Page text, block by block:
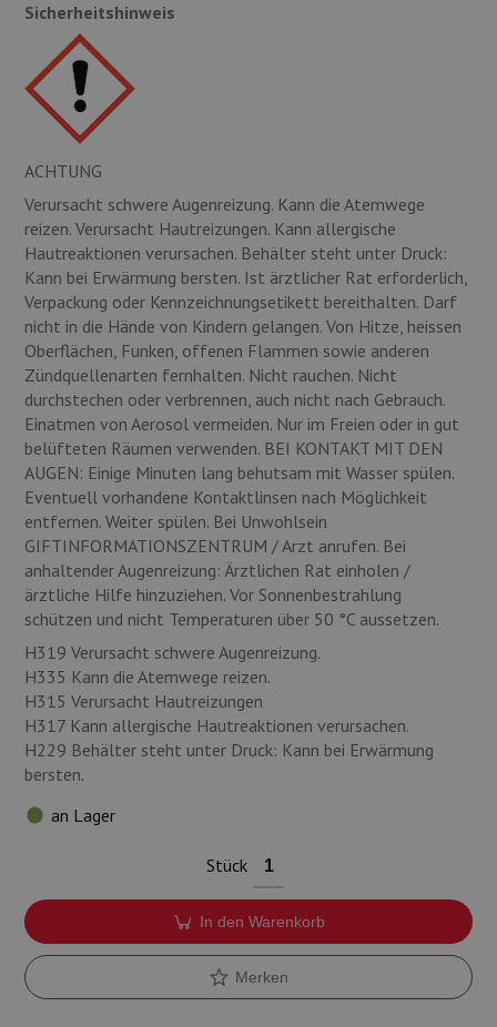
Sicherheitshinweis
ACHTUNG
Verursacht schwere Augenreizung. Kann die Atemwege
reizen. Verursacht Hautreizungen. Kann allergische
Hautreaktionen verursachen. Behälter steht unter Druck:
Kann bei Erwärmung bersten. Ist ärztlicher Rat erforderlich,
Verpackung oder Kennzeichnungsetikett bereithalten. Darf
nicht in die Hände von Kindern gelangen. Von Hitze, heissen
Oberflächen, Funken, offenen Flammen sowie anderen
Zündquellenarten fernhalten. Nicht rauchen. Nicht
durchstechen oder verbrennen, auch nicht nach Gebrauch.
Einatmen von Aerosol vermeiden. Nur im Freien oder in gut
belüfteten Räumen verwenden. BEI KONTAKT MIT DEN
AUGEN: Einige Minuten lang behutsam mit Wasser spülen.
Eventuell vorhandene Kontaktlinsen nach Möglichkeit
entfernen. Weiter spülen. Bei Unwohlsein
GIFTINFORMATIONSZENTRUM / Arzt anrufen. Bei
anhaltender Augenreizung: Ärztlichen Rat einholen /
ärztliche Hilfe hinzuziehen. Vor Sonnenbestrahlung
schützen und nicht Temperaturen über 50 °C aussetzen.
H319 Verursacht schwere Augenreizung.
H335 Kann die Atemwege reizen.
H315 Verursacht Hautreizungen
H317 Kann allergische Hautreaktionen verursachen.
H229 Behälter steht unter Druck: Kann bei Erwärmung
bersten.
an Lager
Stück
In den Warenkorb
Merken